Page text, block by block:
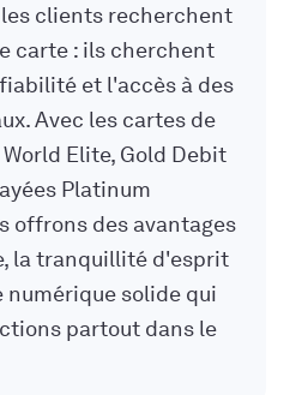
les clients recherchent
carte : ils cherchent
et l'accès à des
Avec les cartes de
Elite, Gold Debit
Platinum
offrons des avantages
la tranquillité d'esprit
solide qui
partout dans le